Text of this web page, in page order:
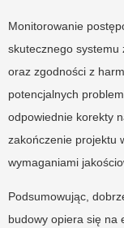
Monitorowanie
skutecznego systemu
oraz zgodności z
potencjalnych
odpowiednie korekty
zakończenie projektu
wymaganiami
Podsumowując,
budowy opiera się na